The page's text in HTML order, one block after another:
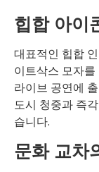
힙합 아이
대표적인 힙합
이트삭스 모자
라이브 공연에
도시 청중과 즉
습니다.
문화 교차